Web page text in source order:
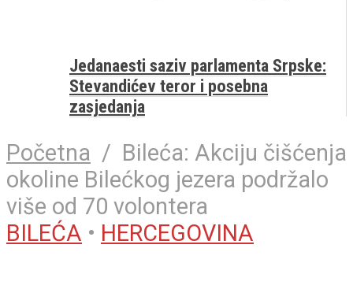
Jedanaesti saziv parlamenta Srpske:
Stevandićev teror i posebna
zasjedanja
Početna / Bileća: Akciju čišćenja
okoline Bilećkog jezera podržalo
više od 70 volontera
BILEĆA • HERCEGOVINA